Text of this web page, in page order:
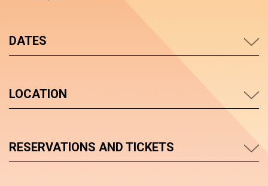
DATES
LOCATION
RESERVATIONS AND TICKETS